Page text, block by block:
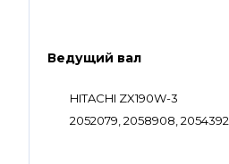
Ведущий вал
HITACHI ZX190W-3
2052079, 2058908, 2054392